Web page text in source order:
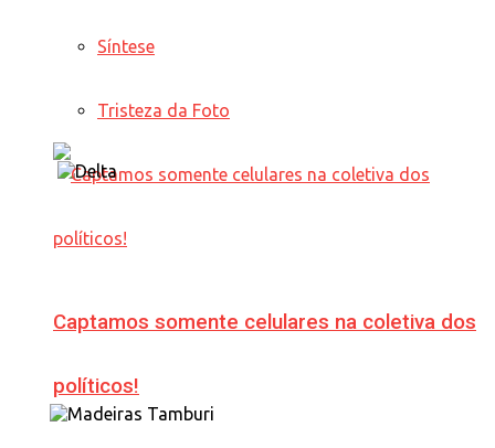
Síntese
Tristeza da Foto
Captamos somente celulares na coletiva dos
políticos!